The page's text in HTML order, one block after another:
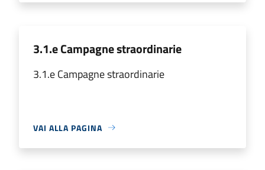
3.1.e Campagne straordinarie
3.1.e Campagne straordinarie
VAI ALLA PAGINA